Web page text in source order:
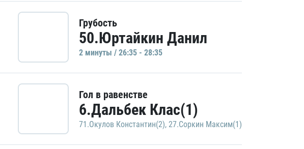
Грубость
50.Юртайкин Данил
2 минуты / 26:35 - 28:35
Гол в равенстве
6.Дальбек Клас(1)
71.Окулов Константин(2), 27.Соркин Максим(1)